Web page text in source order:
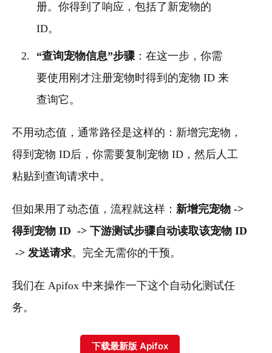
册。你得到了响应，包括了新宠物的
ID。
“查询宠物信息”步骤：在这一步，你需
要使用刚才注册宠物时得到的宠物 ID 来
查询它。
不用动态值，通常路径是这样的：新增完宠物，
得到宠物 ID后，你需要复制宠物 ID，然后人工
粘贴到查询请求中。
但如果用了动态值，流程就这样： 新增完宠物 ->
得到宠物 ID -> 下游测试步骤自动读取该宠物 ID
-> 发送请求。完全无需你的干预。
我们在 Apifox 中来操作一下这个自动化测试任
务。
下载最新版 Apifox